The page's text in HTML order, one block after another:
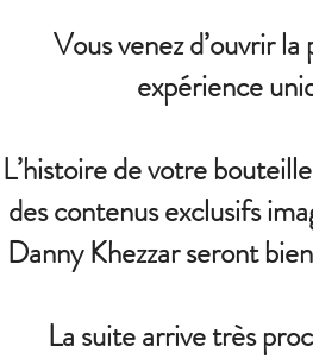
Vous venez d’ouvrir la
expérience
L’histoire de votre
des contenus exclusifs
Danny Khezzar seront
La suite arrive très